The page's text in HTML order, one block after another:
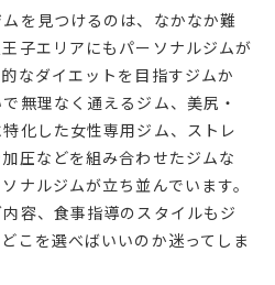
を見つけるのは、なかなか難
子エリアにもパーソナルジムが
なダイエットを目指すジムか
無理なく通えるジム、美尻・
化した女性専用ジム、ストレ
圧などを組み合わせたジムな
ナルジムが立ち並んでいます。
容、食事指導のスタイルもジ
こを選べばいいのか迷ってしま